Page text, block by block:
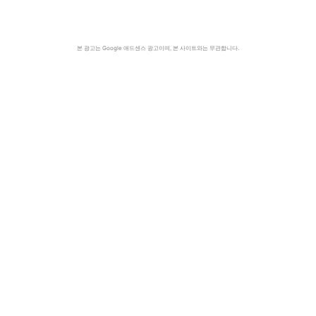
본 광고는 Google 애드센스 광고이며, 본 사이트와는 무관합니다.